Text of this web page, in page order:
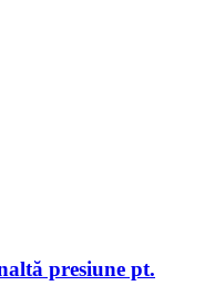
presiune pt.